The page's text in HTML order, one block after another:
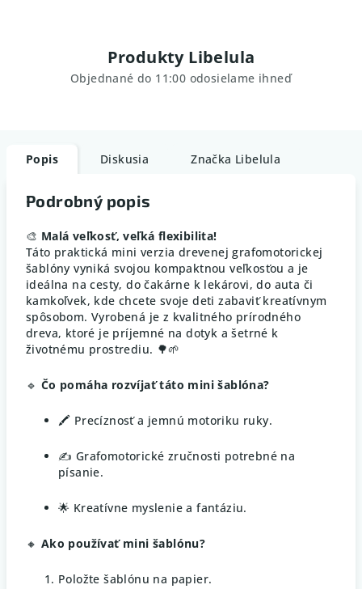
Produkty Libelula
Objednané do 11:00 odosielame ihneď
Popis Diskusia Značka Libelula
Podrobný popis
🎨 Malá veľkosť, veľká flexibilita!
Táto praktická mini verzia drevenej grafomotorickej
šablóny vyniká svojou kompaktnou veľkosťou a je
ideálna na cesty, do čakárne k lekárovi, do auta či
kamkoľvek, kde chcete svoje deti zabaviť kreatívnym
spôsobom. Vyrobená je z kvalitného prírodného
dreva, ktoré je príjemné na dotyk a šetrné k
životnému prostrediu. 🌳🌱
🔹 Čo pomáha rozvíjať táto mini šablóna?
🖍️ Precíznosť a jemnú motoriku ruky.
✍️ Grafomotorické zručnosti potrebné na
písanie.
🌟 Kreatívne myslenie a fantáziu.
🔸 Ako používať mini šablónu?
Položte šablónu na papier.